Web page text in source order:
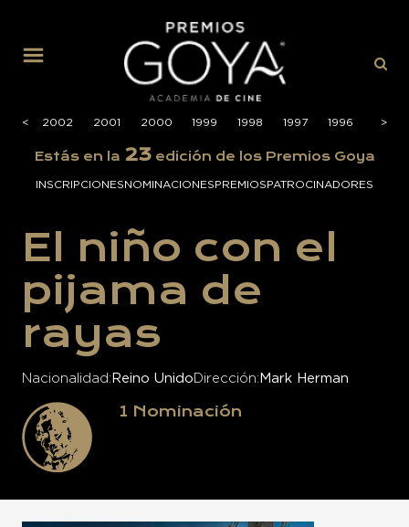
<
< 2002 2001 2000 1999 1998 1997 1996 1995
>
>
Estás en la 23edición de los Premios Goya
INSCRIPCIONESNOMINACIONESPREMIOSPATROCINADORES
El niño con el
pijama de
rayas
Nacionalidad Reino Unido Dirección Mark Herman
1 Nominación